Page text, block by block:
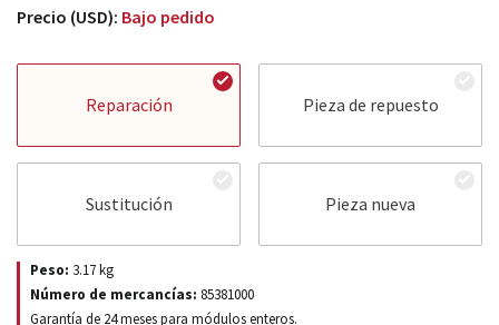
Precio (USD): Bajo pedido
Reparación Pieza de repuesto
Sustitución Pieza nueva
Peso: 3.17kg
Número de mercancías: 85381000
Garantía de 24 meses para módulos enteros.